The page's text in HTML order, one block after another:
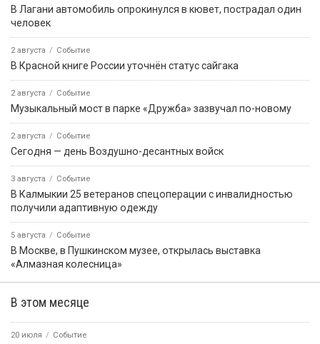
В Лагани автомобиль опрокинулся в кювет, пострадал один
человек
2 августа Событие
В Красной книге России уточнён статус сайгака
2 августа Событие
Музыкальный мост в парке «Дружба» зазвучал по-новому
2 августа Событие
Сегодня — день Воздушно-десантных войск
3 августа Событие
В Калмыкии 25 ветеранов спецоперации с инвалидностью
получили адаптивную одежду
5 августа Событие
В Москве, в Пушкинском музее, открылась выставка
«Алмазная колесница»
В этом месяце
20 июля Событие